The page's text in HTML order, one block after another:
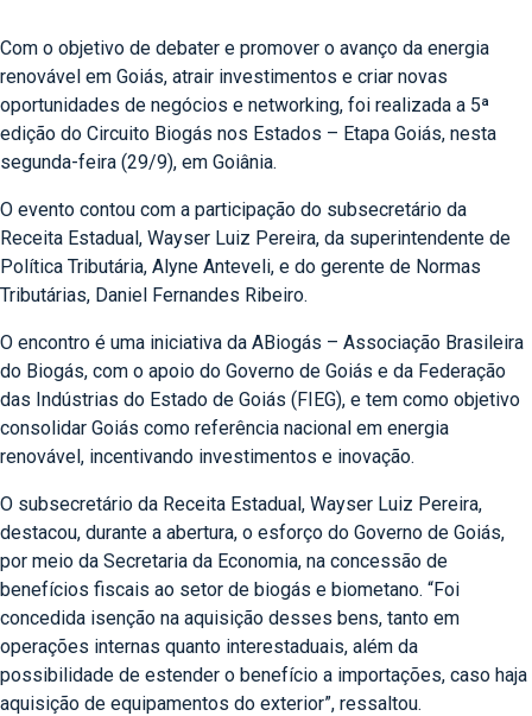
Com o objetivo de debater e promover o avanço da energia
renovável em Goiás, atrair investimentos e criar novas
oportunidades de negócios e networking, foi realizada a 5ª
edição do Circuito Biogás nos Estados – Etapa Goiás, nesta
segunda-feira (29/9), em Goiânia.
O evento contou com a participação do subsecretário da
Receita Estadual, Wayser Luiz Pereira, da superintendente de
Política Tributária, Alyne Anteveli, e do gerente de Normas
Tributárias, Daniel Fernandes Ribeiro.
O encontro é uma iniciativa da ABiogás – Associação Brasileira
do Biogás, com o apoio do Governo de Goiás e da Federação
das Indústrias do Estado de Goiás (FIEG), e tem como objetivo
consolidar Goiás como referência nacional em energia
renovável, incentivando investimentos e inovação.
O subsecretário da Receita Estadual, Wayser Luiz Pereira,
destacou, durante a abertura, o esforço do Governo de Goiás,
por meio da Secretaria da Economia, na concessão de
benefícios fiscais ao setor de biogás e biometano. “Foi
concedida isenção na aquisição desses bens, tanto em
operações internas quanto interestaduais, além da
possibilidade de estender o benefício a importações, caso haja
aquisição de equipamentos do exterior”, ressaltou.